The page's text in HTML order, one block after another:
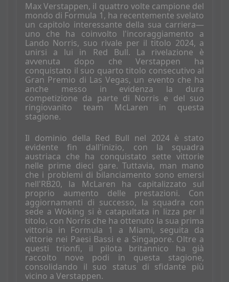
Max Verstappen, il quattro volte campione del
mondo di Formula 1, ha recentemente svelato
un capitolo interessante della sua carriera—
uno che ha coinvolto l'incoraggiamento a
Lando Norris, suo rivale per il titolo 2024, a
unirsi a lui in Red Bull. La rivelazione è
avvenuta dopo che Verstappen ha
conquistato il suo quarto titolo consecutivo al
Gran Premio di Las Vegas, un evento che ha
anche messo in evidenza la dura
competizione da parte di Norris e del suo
ringiovanito team McLaren in questa
stagione.
Il dominio della Red Bull nel 2024 è stato
evidente fin dall'inizio, con la squadra
austriaca che ha conquistato sette vittorie
nelle prime dieci gare. Tuttavia, man mano
che i problemi di bilanciamento sono emersi
nell'RB20, la McLaren ha capitalizzato sul
proprio aumento delle prestazioni. Con
aggiornamenti di successo, la squadra con
sede a Woking si è catapultata in lizza per il
titolo, con Norris che ha ottenuto la sua prima
vittoria in Formula 1 a Miami, seguita da
vittorie nei Paesi Bassi e a Singapore. Oltre a
questi trionfi, il pilota britannico ha già
raccolto nove podi in questa stagione,
consolidando il suo status di sfidante più
vicino a Verstappen.